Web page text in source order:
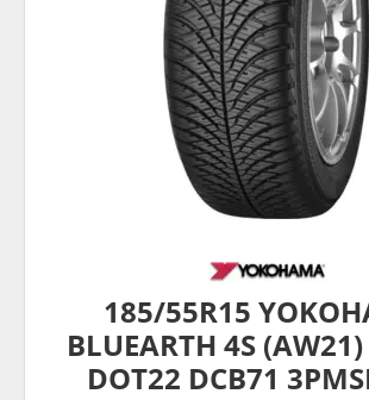
185/55R15
BLUEARTH 4S
DOT22 DCB71